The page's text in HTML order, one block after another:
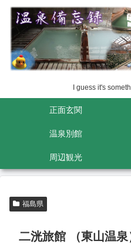
I guess it's
正面玄関
温泉別館
周辺観光
福島県
二洸旅館 （東山温